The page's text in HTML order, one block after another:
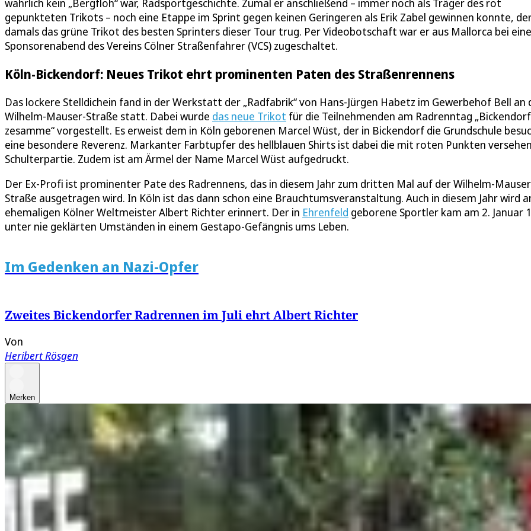
wahrlich kein „Bergfloh“ war, Radsportgeschichte. Zumal er anschließend – immer noch als Träger des rot
gepunkteten Trikots – noch eine Etappe im Sprint gegen keinen Geringeren als Erik Zabel gewinnen konnte,
damals das grüne Trikot des besten Sprinters dieser Tour trug. Per Videobotschaft war er aus Mallorca bei
Sponsorenabend des Vereins Cölner Straßenfahrer (VCS) zugeschaltet.
Köln-Bickendorf: Neues Trikot ehrt prominenten Paten des Straßenrennens
Das lockere Stelldichein fand in der Werkstatt der „Radfabrik“ von Hans-Jürgen Habetz im Gewerbehof Bell an
Wilhelm-Mauser-Straße statt. Dabei wurde das neue Trikot für die Teilnehmenden am Radrenntag „Bickendorf
zesamme“ vorgestellt. Es erweist dem in Köln geborenen Marcel Wüst, der in Bickendorf die Grundschule
eine besondere Reverenz. Markanter Farbtupfer des hellblauen Shirts ist dabei die mit roten Punkten
Schulterpartie. Zudem ist am Ärmel der Name Marcel Wüst aufgedruckt.
Der Ex-Profi ist prominenter Pate des Radrennens, das in diesem Jahr zum dritten Mal auf der Wilhelm-
Straße ausgetragen wird. In Köln ist das dann schon eine Brauchtumsveranstaltung. Auch in diesem Jahr wird
ehemaligen Kölner Weltmeister Albert Richter erinnert. Der in Ehrenfeld geborene Sportler kam am 2. Januar
unter nie geklärten Umständen in einem Gestapo-Gefängnis ums Leben.
Im Gedenken an Nazi-Opfer
Zweites Bickendorfer Radrennen im Juli ehrt Albert Richter
Von
Heribert Rösgen
Merken